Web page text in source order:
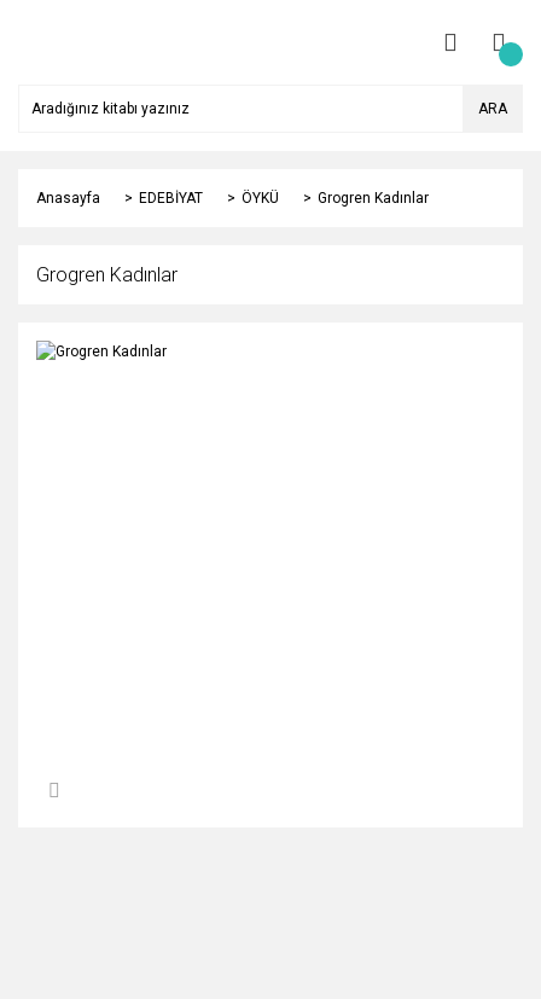
ARA
Anasayfa EDEBİYAT ÖYKÜ Grogren Kadınlar
Grogren Kadınlar